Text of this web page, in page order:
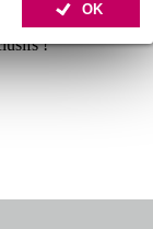
OK
garantie de 2
!